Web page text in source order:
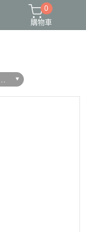
成長包巾卡片禮盒
0
購物車